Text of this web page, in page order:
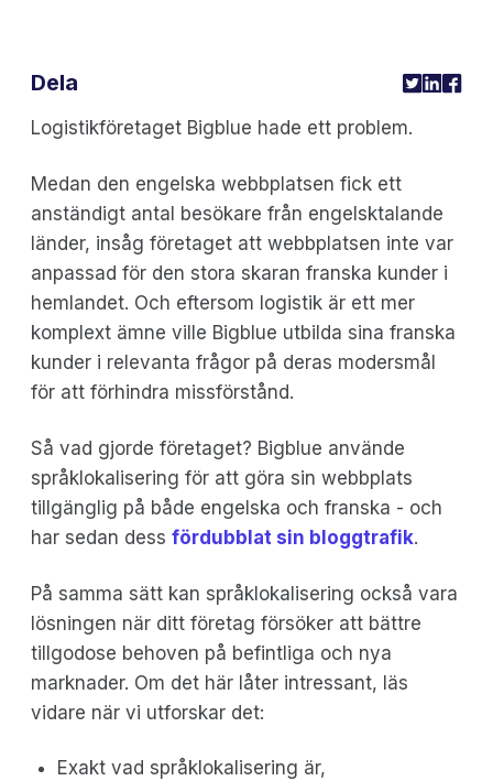
Logistikföretaget Bigblue hade ett problem.
Medan den engelska webbplatsen fick ett
anständigt antal besökare från engelsktalande
länder, insåg företaget att webbplatsen inte var
anpassad för den stora skaran franska kunder i
hemlandet. Och eftersom logistik är ett mer
komplext ämne ville Bigblue utbilda sina franska
kunder i relevanta frågor på deras modersmål
för att förhindra missförstånd.
Så vad gjorde företaget? Bigblue använde
språklokalisering för att göra sin webbplats
tillgänglig på både engelska och franska - och
har sedan dess fördubblat sin bloggtrafik.
På samma sätt kan språklokalisering också vara
lösningen när ditt företag försöker att bättre
tillgodose behoven på befintliga och nya
marknader. Om det här låter intressant, läs
vidare när vi utforskar det:
Exakt vad språklokalisering är,
Dela